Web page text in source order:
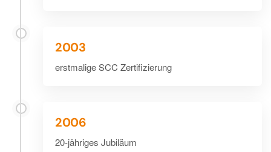
2003
erstmalige SCC Zertifizierung
2006
20-jähriges Jubiläum